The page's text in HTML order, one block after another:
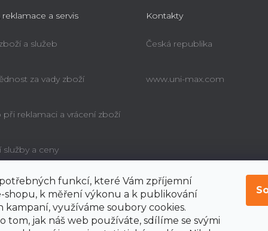
funkcí, které Vám zpříjemní
shopu, k měření výkonu a k publikování
kampaní, využíváme soubory cookies.
tom, jak náš web používáte, sdílíme se svými
reklamace a servis
a služeb
za vady zboží
při reklamaci a vrácení zboží
služby a ceny
poučení o právu
na odstoupení od
Kontakty
Česká republika
www.uni-max.com